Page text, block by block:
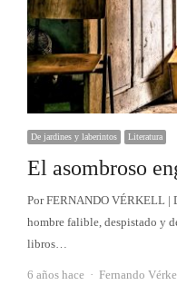
De jardines y laberintos Literatura
El asombroso
Por FERNANDO VÉRKELL |
hombre falible, despistado y
libros…
6 años hace Autor
Fernando